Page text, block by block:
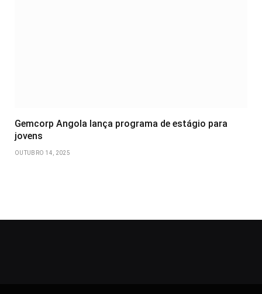
Gemcorp Angola lança programa de estágio para
jovens
OUTUBRO 14, 2025